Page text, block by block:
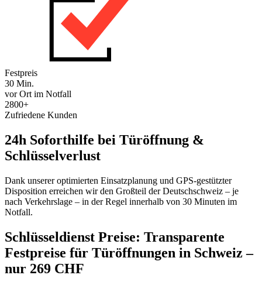
Festpreis
30 Min.
vor Ort im Notfall
2800+
Zufriedene Kunden
24h Soforthilfe bei Türöffnung &
Schlüsselverlust
Dank unserer optimierten Einsatzplanung und GPS-gestützter
Disposition erreichen wir den Großteil der Deutschschweiz – je
nach Verkehrslage – in der Regel innerhalb von 30 Minuten im
Notfall.
Schlüsseldienst Preise: Transparente
Festpreise für Türöffnungen in Schweiz –
nur 269 CHF